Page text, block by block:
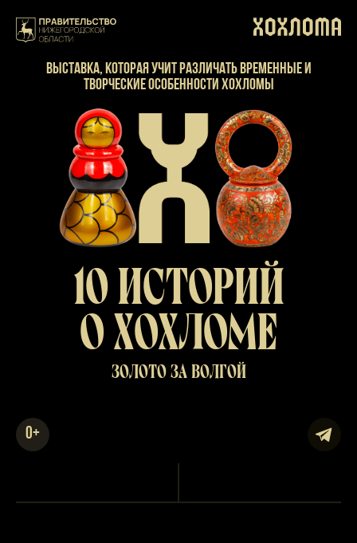
Выставка, которая учит различать временныеи
творческие особенности хохломы
10 ИСТОРИЙ
О ХОХЛОМЕ
ЗОЛОТО ЗА ВОЛГОЙ
0+